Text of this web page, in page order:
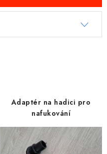
Adaptér na hadici pro
nafukování